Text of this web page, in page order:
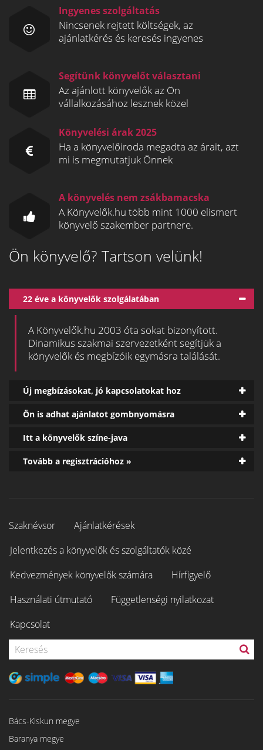
Ingyenes szolgáltatás
Nincsenek rejtett költségek, az
ajánlatkérés és keresés ingyenes
Segítünk könyvelőt választani
Az ajánlott könyvelők az Ön
vállalkozásához lesznek közel
Könyvelési árak 2025
Ha a könyvelőiroda megadta az árait, azt
mi is megmutatjuk Önnek
A könyvelés nem zsákbamacska
A Könyvelők.hu több mint 1000 elismert
könyvelő szakember partnere.
Ön könyvelő? Tartson velünk!
22 éve a könyvelők szolgálatában
A Könyvelők.hu 2003 óta sokat bizonyított.
Dinamikus szakmai szervezetként segítjük a
könyvelők és megbízóik egymásra találását.
Új megbízásokat, jó kapcsolatokat hoz
Ön is adhat ajánlatot gombnyomásra
Itt a könyvelők színe-java
Tovább a regisztrációhoz »
Szaknévsor
Ajánlatkérések
Jelentkezés a könyvelők és szolgáltatók közé
Kedvezmények könyvelők számára
Hírfigyelő
Használati útmutató
Függetlenségi nyilatkozat
Kapcsolat
Bács-Kiskun megye
Baranya megye